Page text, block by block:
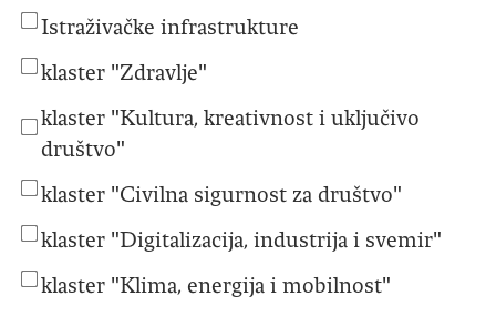
Istraživačke infrastrukture
klaster "Zdravlje"
klaster "Kultura, kreativnost i uključivo
društvo"
klaster "Civilna sigurnost za društvo"
klaster "Digitalizacija, industrija i svemir"
klaster "Klima, energija i mobilnost"